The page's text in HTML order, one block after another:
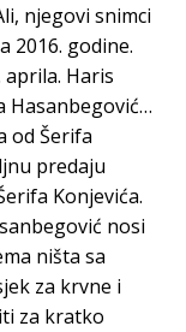
njegovi snimci
2016. godine.
aprila. Haris
Hasanbegović…
od Šerifa
predaju
Konjevića.
nosi
ništa sa
za krvne i
za kratko